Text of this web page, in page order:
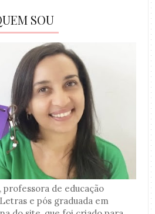
SOU
de educação
e pós graduada em